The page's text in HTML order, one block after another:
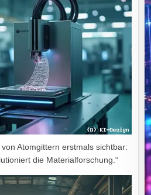
von Atomgittern erstmals sichtbar:
die Materialforschung.“